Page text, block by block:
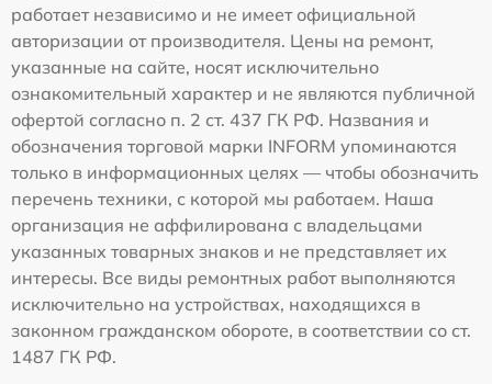
работает независимо и не имеет официальной
авторизации от производителя. Цены на ремонт,
указанные на сайте, носят исключительно
ознакомительный характер и не являются публичной
офертой согласно п. 2 ст. 437 ГК РФ. Названия и
обозначения торговой марки INFORM упоминаются
только в информационных целях — чтобы обозначить
перечень техники, с которой мы работаем. Наша
организация не аффилирована с владельцами
указанных товарных знаков и не представляет их
интересы. Все виды ремонтных работ выполняются
исключительно на устройствах, находящихся в
законном гражданском обороте, в соответствии со ст.
1487 ГК РФ.